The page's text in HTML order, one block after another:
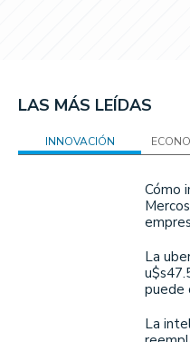
LAS MÁS LEÍDAS
INNOVACIÓN
Cómo
La
puede
La